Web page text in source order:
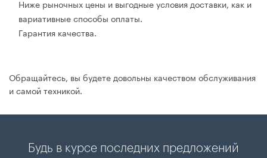
Ниже рыночных цены и выгодные условия доставки, как и
вариативные способы оплаты.
Гарантия качества.
Обращайтесь, вы будете довольны качеством обслуживания
и самой техникой.
Будь в курсе последних предложений